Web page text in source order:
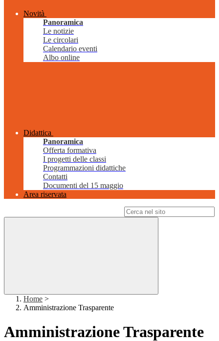
Novità
Panoramica
Le notizie
Le circolari
Calendario eventi
Albo online
Didattica
Panoramica
Offerta formativa
I progetti delle classi
Programmazioni didattiche
Contatti
Documenti del 15 maggio
Area riservata
Home >
Amministrazione Trasparente
Amministrazione Trasparente